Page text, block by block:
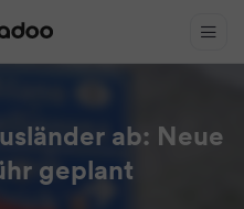
ab: Neue
geplant